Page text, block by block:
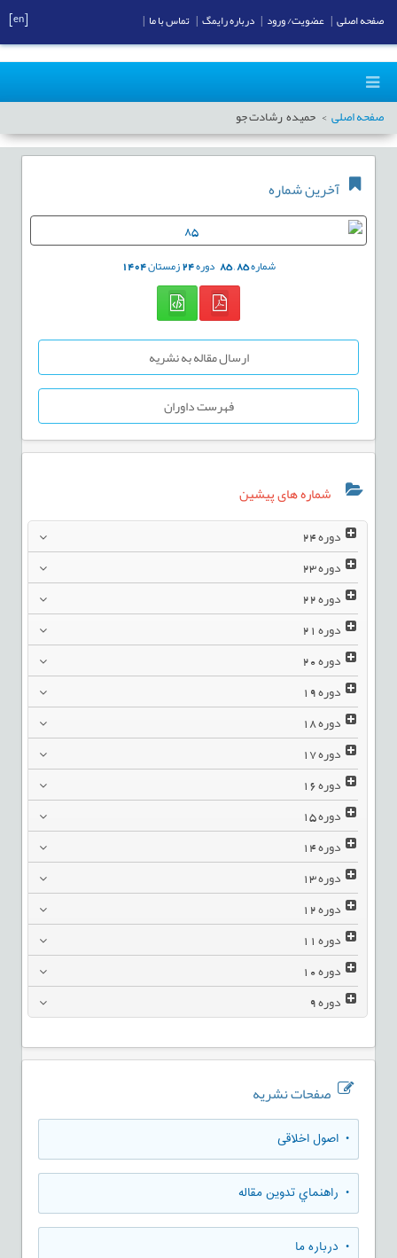
صفحه اصلی حمیده رشادت جو
آخرین شماره
شماره85
,
85 دوره24زمستان1404
ارسال مقاله به نشریه
فهرست داوران
شماره های پیشین
دوره24
دوره23
دوره22
دوره21
دوره20
دوره19
دوره18
دوره17
دوره16
دوره15
دوره14
دوره13
دوره12
دوره11
دوره10
دوره9
صفحات نشریه
• اصول اخلاقی
• راهنماي تدوين مقاله
• درباره ما
صفحه اصلی عضویت/ ورود درباره رایمگ تماس با ما